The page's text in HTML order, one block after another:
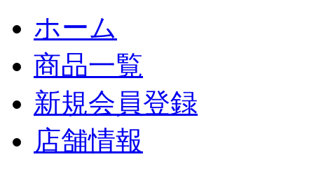
ホーム
商品一覧
新規会員登録
店舗情報